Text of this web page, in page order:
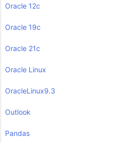
Oracle 12c
Oracle 19c
Oracle 21c
Oracle Linux
OracleLinux9.3
Outlook
Pandas